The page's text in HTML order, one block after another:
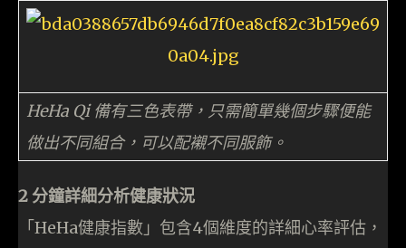
HeHa Qi 備有三色表帶，只需簡單幾個步驟便能
做出不同組合，可以配襯不同服飾。
2 分鐘詳細分析健康狀況
「HeHa健康指數」包含4個維度的詳細心率評估，